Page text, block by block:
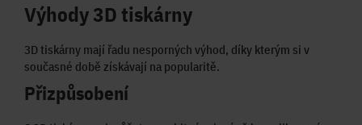
Výhody 3D tiskárny
3D tiskárny mají řadu nesporných výhod, díky kterým si v
současné době získávají na popularitě.
Přizpůsobení